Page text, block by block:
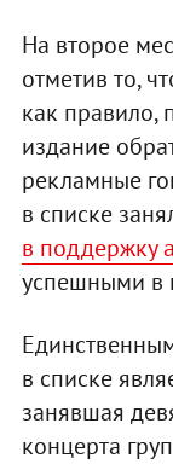
На второе
отметив то,
как правило,
издание
рекламные
в списке
в поддержку
успешными в
в списке
занявшая
концерта